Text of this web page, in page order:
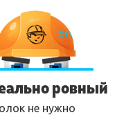
ровный
не нужно